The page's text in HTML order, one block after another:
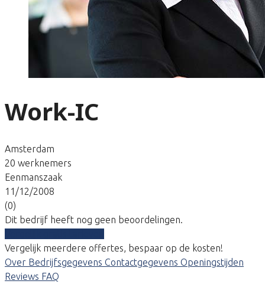
Work-IC
Amsterdam
20 werknemers
Eenmanszaak
11/12/2008
(0)
Dit bedrijf heeft nog geen beoordelingen.
Vergelijk meerdere offertes, bespaar op de kosten!
Over Bedrijfsgegevens Contactgegevens Openingstijden
Reviews FAQ